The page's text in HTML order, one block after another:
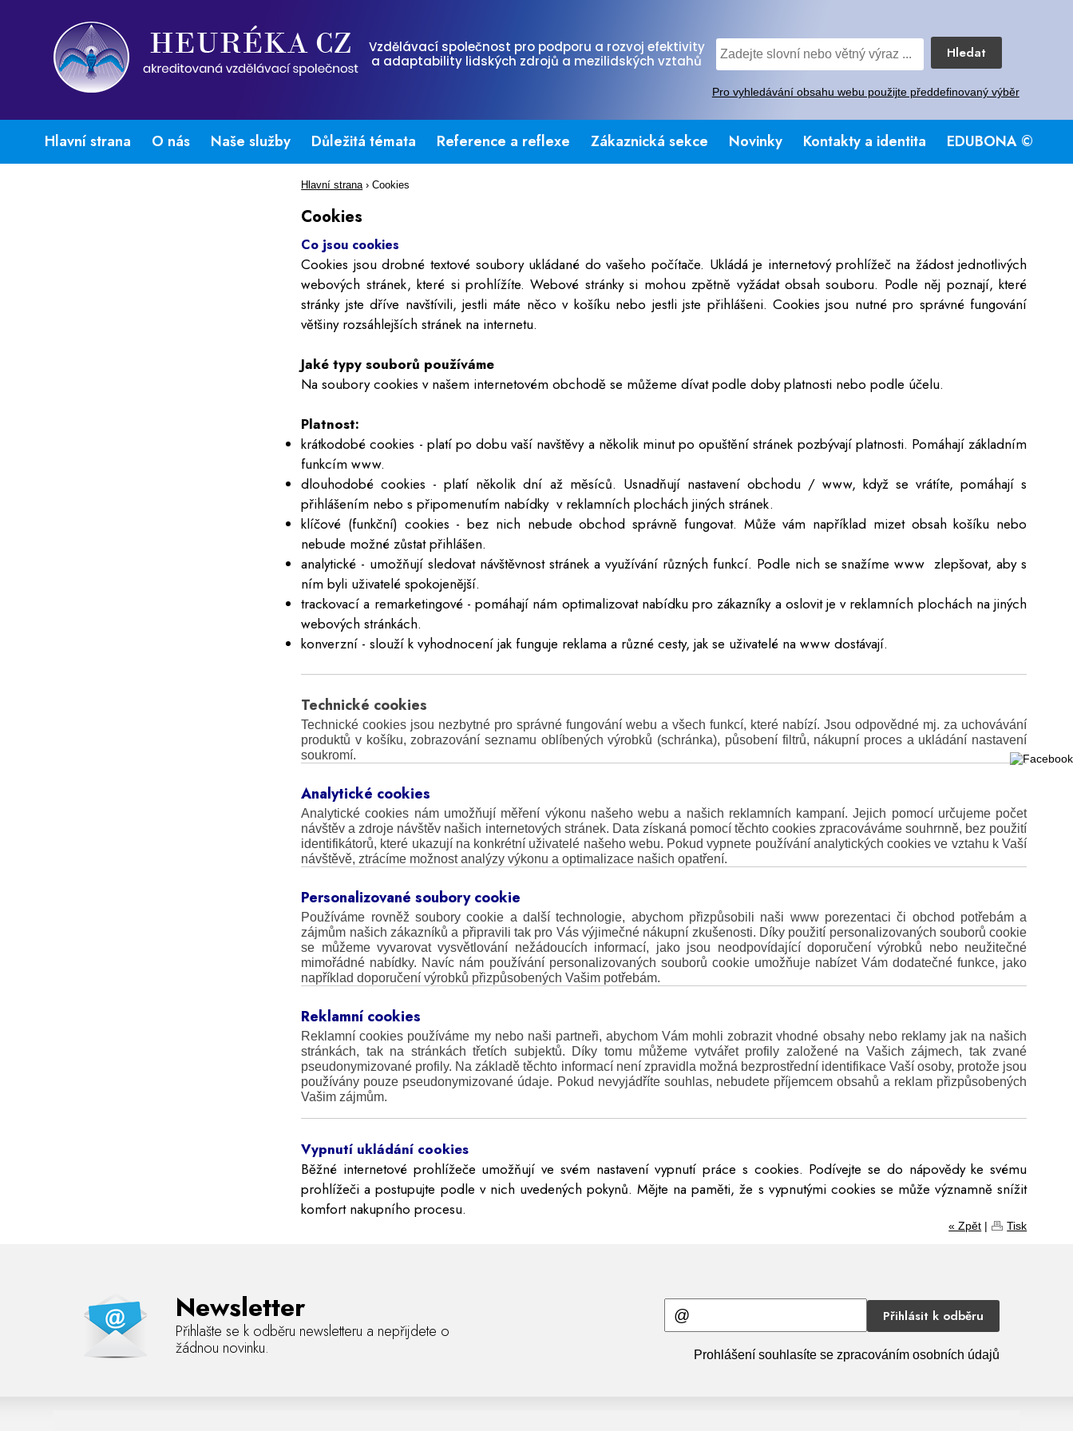
Vzdělávací společnost pro podporu a rozvoj efektivity
a adaptability lidských zdrojů a mezilidských vztahů
Hledat
Pro vyhledávání obsahu webu použijte předdefinovaný výběr
Hlavní strana O nás Naše služby Důležitá témata Reference a reflexe Zákaznická sekce Novinky Kontakty a identita EDUBONA ©
Hlavní strana › Cookies
Cookies
Co jsou cookies
Cookies jsou drobné textové soubory ukládané do vašeho počítače. Ukládá je internetový prohlížeč na žádost jednotlivých
webových stránek, které si prohlížíte. Webové stránky si mohou zpětně vyžádat obsah souboru. Podle něj poznají, které
stránky jste dříve navštívili, jestli máte něco v košíku nebo jestli jste přihlášeni. Cookies jsou nutné pro správné fungování
většiny rozsáhlejších stránek na internetu.
Jaké typy souborů používáme
Na soubory cookies v našem internetovém obchodě se můžeme dívat podle doby platnosti nebo podle účelu.
Platnost:
krátkodobé cookies - platí po dobu vaší navštěvy a několik minut po opuštění stránek pozbývají platnosti. Pomáhají základním
funkcím www.
dlouhodobé cookies - platí několik dní až měsíců. Usnadňují nastavení obchodu / www, když se vrátíte, pomáhají s
přihlášením nebo s připomenutím nabídky v reklamních plochách jiných stránek.
klíčové (funkční) cookies - bez nich nebude obchod správně fungovat. Může vám například mizet obsah košíku nebo
nebude možné zůstat přihlášen.
analytické - umožňují sledovat návštěvnost stránek a využívání různých funkcí. Podle nich se snažíme www zlepšovat, aby s
ním byli uživatelé spokojenější.
trackovací a remarketingové - pomáhají nám optimalizovat nabídku pro zákazníky a oslovit je v reklamních plochách na jiných
webových stránkách.
konverzní - slouží k vyhodnocení jak funguje reklama a různé cesty, jak se uživatelé na www dostávají.
Technické cookies
Technické cookies jsou nezbytné pro správné fungování webu a všech funkcí, které nabízí. Jsou odpovědné mj. za uchovávání
produktů v košíku, zobrazování seznamu oblíbených výrobků (schránka), působení filtrů, nákupní proces a ukládání nastavení
soukromí.
Analytické cookies
Analytické cookies nám umožňují měření výkonu našeho webu a našich reklamních kampaní. Jejich pomocí určujeme počet
návštěv a zdroje návštěv našich internetových stránek. Data získaná pomocí těchto cookies zpracováváme souhrnně, bez použití
identifikátorů, které ukazují na konkrétní uživatelé našeho webu. Pokud vypnete používání analytických cookies ve vztahu k Vaší
návštěvě, ztrácíme možnost analýzy výkonu a optimalizace našich opatření.
Personalizované soubory cookie
Používáme rovněž soubory cookie a další technologie, abychom přizpůsobili naši www porezentaci či obchod potřebám a
zájmům našich zákazníků a připravili tak pro Vás výjimečné nákupní zkušenosti. Díky použití personalizovaných souborů cookie
se můžeme vyvarovat vysvětlování nežádoucích informací, jako jsou neodpovídající doporučení výrobků nebo neužitečné
mimořádné nabídky. Navíc nám používání personalizovaných souborů cookie umožňuje nabízet Vám dodatečné funkce, jako
například doporučení výrobků přizpůsobených Vašim potřebám.
Reklamní cookies
Reklamní cookies používáme my nebo naši partneři, abychom Vám mohli zobrazit vhodné obsahy nebo reklamy jak na našich
stránkách, tak na stránkách třetích subjektů. Díky tomu můžeme vytvářet profily založené na Vašich zájmech, tak zvané
pseudonymizované profily. Na základě těchto informací není zpravidla možná bezprostřední identifikace Vaší osoby, protože jsou
používány pouze pseudonymizované údaje. Pokud nevyjádříte souhlas, nebudete příjemcem obsahů a reklam přizpůsobených
Vašim zájmům.
Vypnutí ukládání cookies
Běžné internetové prohlížeče umožňují ve svém nastavení vypnutí práce s cookies. Podívejte se do nápovědy ke svému
prohlížeči a postupujte podle v nich uvedených pokynů. Mějte na paměti, že s vypnutými cookies se může významně snížit
komfort nakupního procesu.
« Zpět | Tisk
Newsletter
Přihlašte se k odběru newsletteru a nepřijdete o
žádnou novinku.
Přihlásit k odběru
Prohlášení souhlasíte se zpracováním osobních údajů